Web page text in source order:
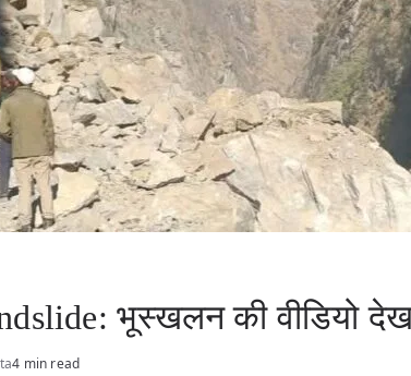
भूस्खलन की वीडियो
4 min read